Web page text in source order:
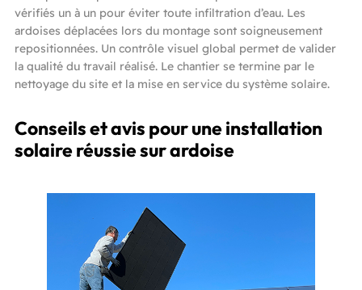
vérifiés un à un pour éviter toute infiltration d’eau. Les
ardoises déplacées lors du montage sont soigneusement
repositionnées. Un contrôle visuel global permet de valider
la qualité du travail réalisé. Le chantier se termine par le
nettoyage du site et la mise en service du système solaire.
Conseils et avis pour une installation
solaire réussie sur ardoise